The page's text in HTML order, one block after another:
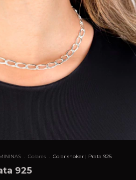
. Colares . Colar shoker | Prata 925
925